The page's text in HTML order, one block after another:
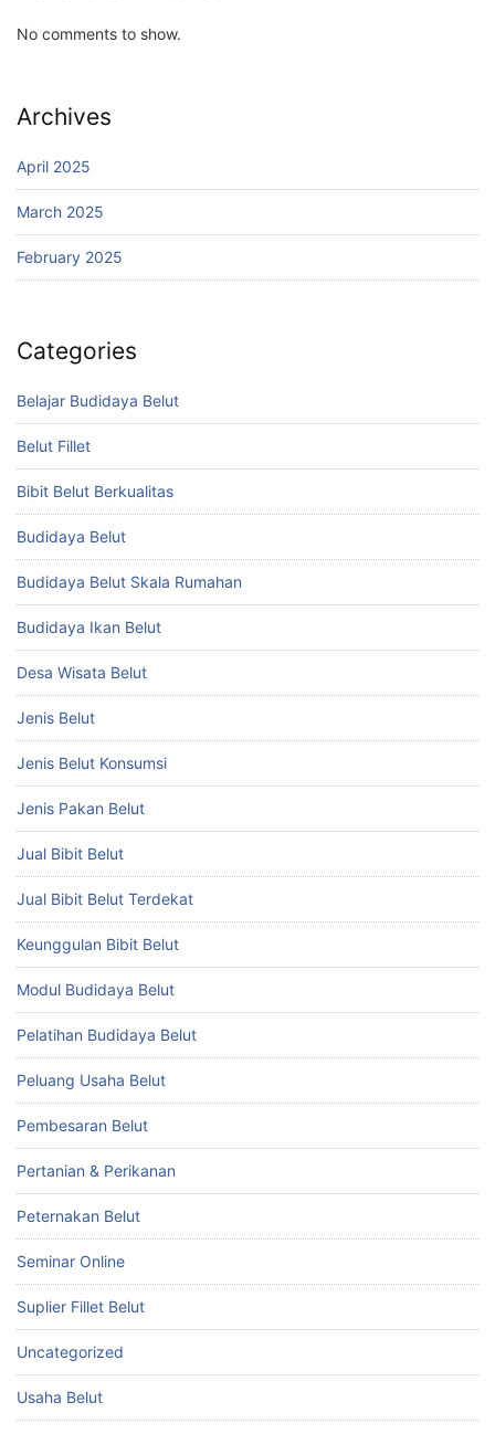
No comments to show.
Archives
April 2025
March 2025
February 2025
Categories
Belajar Budidaya Belut
Belut Fillet
Bibit Belut Berkualitas
Budidaya Belut
Budidaya Belut Skala Rumahan
Budidaya Ikan Belut
Desa Wisata Belut
Jenis Belut
Jenis Belut Konsumsi
Jenis Pakan Belut
Jual Bibit Belut
Jual Bibit Belut Terdekat
Keunggulan Bibit Belut
Modul Budidaya Belut
Pelatihan Budidaya Belut
Peluang Usaha Belut
Pembesaran Belut
Pertanian & Perikanan
Peternakan Belut
Seminar Online
Suplier Fillet Belut
Uncategorized
Usaha Belut